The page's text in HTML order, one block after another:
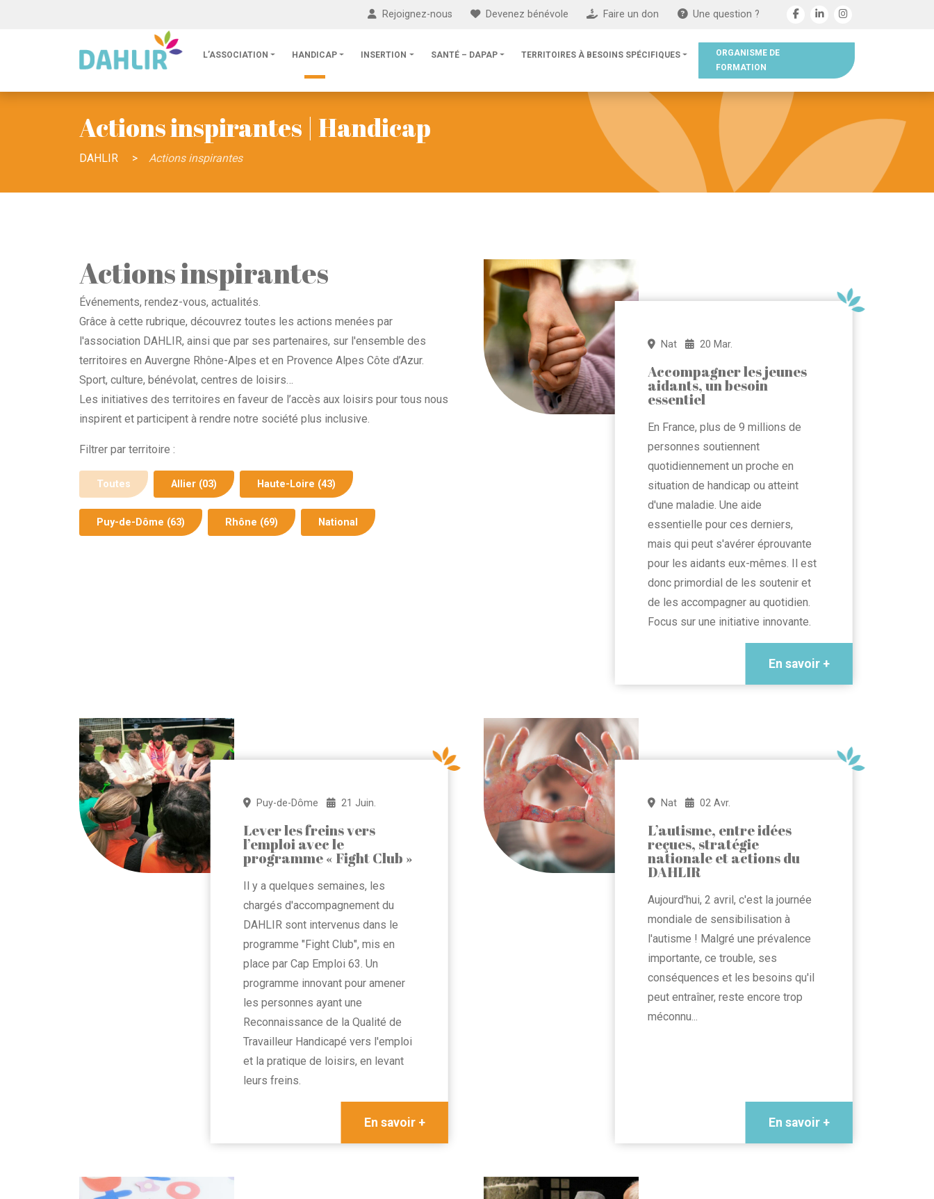
Rejoignez-nous Devenez bénévole Faire un don Une question ?
L’ASSOCIATION HANDICAP INSERTION SANTÉ – DAPAP TERRITOIRES À BESOINS SPÉCIFIQUES
ORGANISME DE
FORMATION
Actions inspirantes | Handicap
DAHLIR > Actions inspirantes
Actions inspirantes
Événements, rendez-vous, actualités.
Grâce à cette rubrique, découvrez toutes les actions menées par
l'association DAHLIR, ainsi que par ses partenaires, sur l'ensemble des
territoires en Auvergne Rhône-Alpes et en Provence Alpes Côte d’Azur.
Sport, culture, bénévolat, centres de loisirs…
Les initiatives des territoires en faveur de l’accès aux loisirs pour tous nous
inspirent et participent à rendre notre société plus inclusive.
Filtrer par territoire :
Toutes Allier (03) Haute-Loire (43)
Puy-de-Dôme (63) Rhône (69) National
Nat 20 Mar.
Accompagner les jeunes
aidants, un besoin
essentiel
En France, plus de 9 millions de
personnes soutiennent
quotidiennement un proche en
situation de handicap ou atteint
d'une maladie. Une aide
essentielle pour ces derniers,
mais qui peut s'avérer éprouvante
pour les aidants eux-mêmes. Il est
donc primordial de les soutenir et
de les accompagner au quotidien.
Focus sur une initiative innovante.
En savoir +
Puy-de-Dôme 21 Juin.
Lever les freins vers
l’emploi avec le
programme « Fight Club »
Il y a quelques semaines, les
chargés d'accompagnement du
DAHLIR sont intervenus dans le
programme "Fight Club", mis en
place par Cap Emploi 63. Un
programme innovant pour amener
les personnes ayant une
Reconnaissance de la Qualité de
Travailleur Handicapé vers l'emploi
et la pratique de loisirs, en levant
leurs freins.
En savoir +
Nat 02 Avr.
L’autisme, entre idées
reçues, stratégie
nationale et actions du
DAHLIR
Aujourd'hui, 2 avril, c'est la journée
mondiale de sensibilisation à
l'autisme ! Malgré une prévalence
importante, ce trouble, ses
conséquences et les besoins qu'il
peut entraîner, reste encore trop
méconnu...
En savoir +